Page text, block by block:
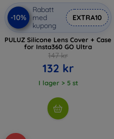
-10%
Rabatt
med
kupong
EXTRA10
PULUZ Silicone Lens Cover + Case
for Insta360 GO Ultra
147 kr
132 kr
I lager > 5 st